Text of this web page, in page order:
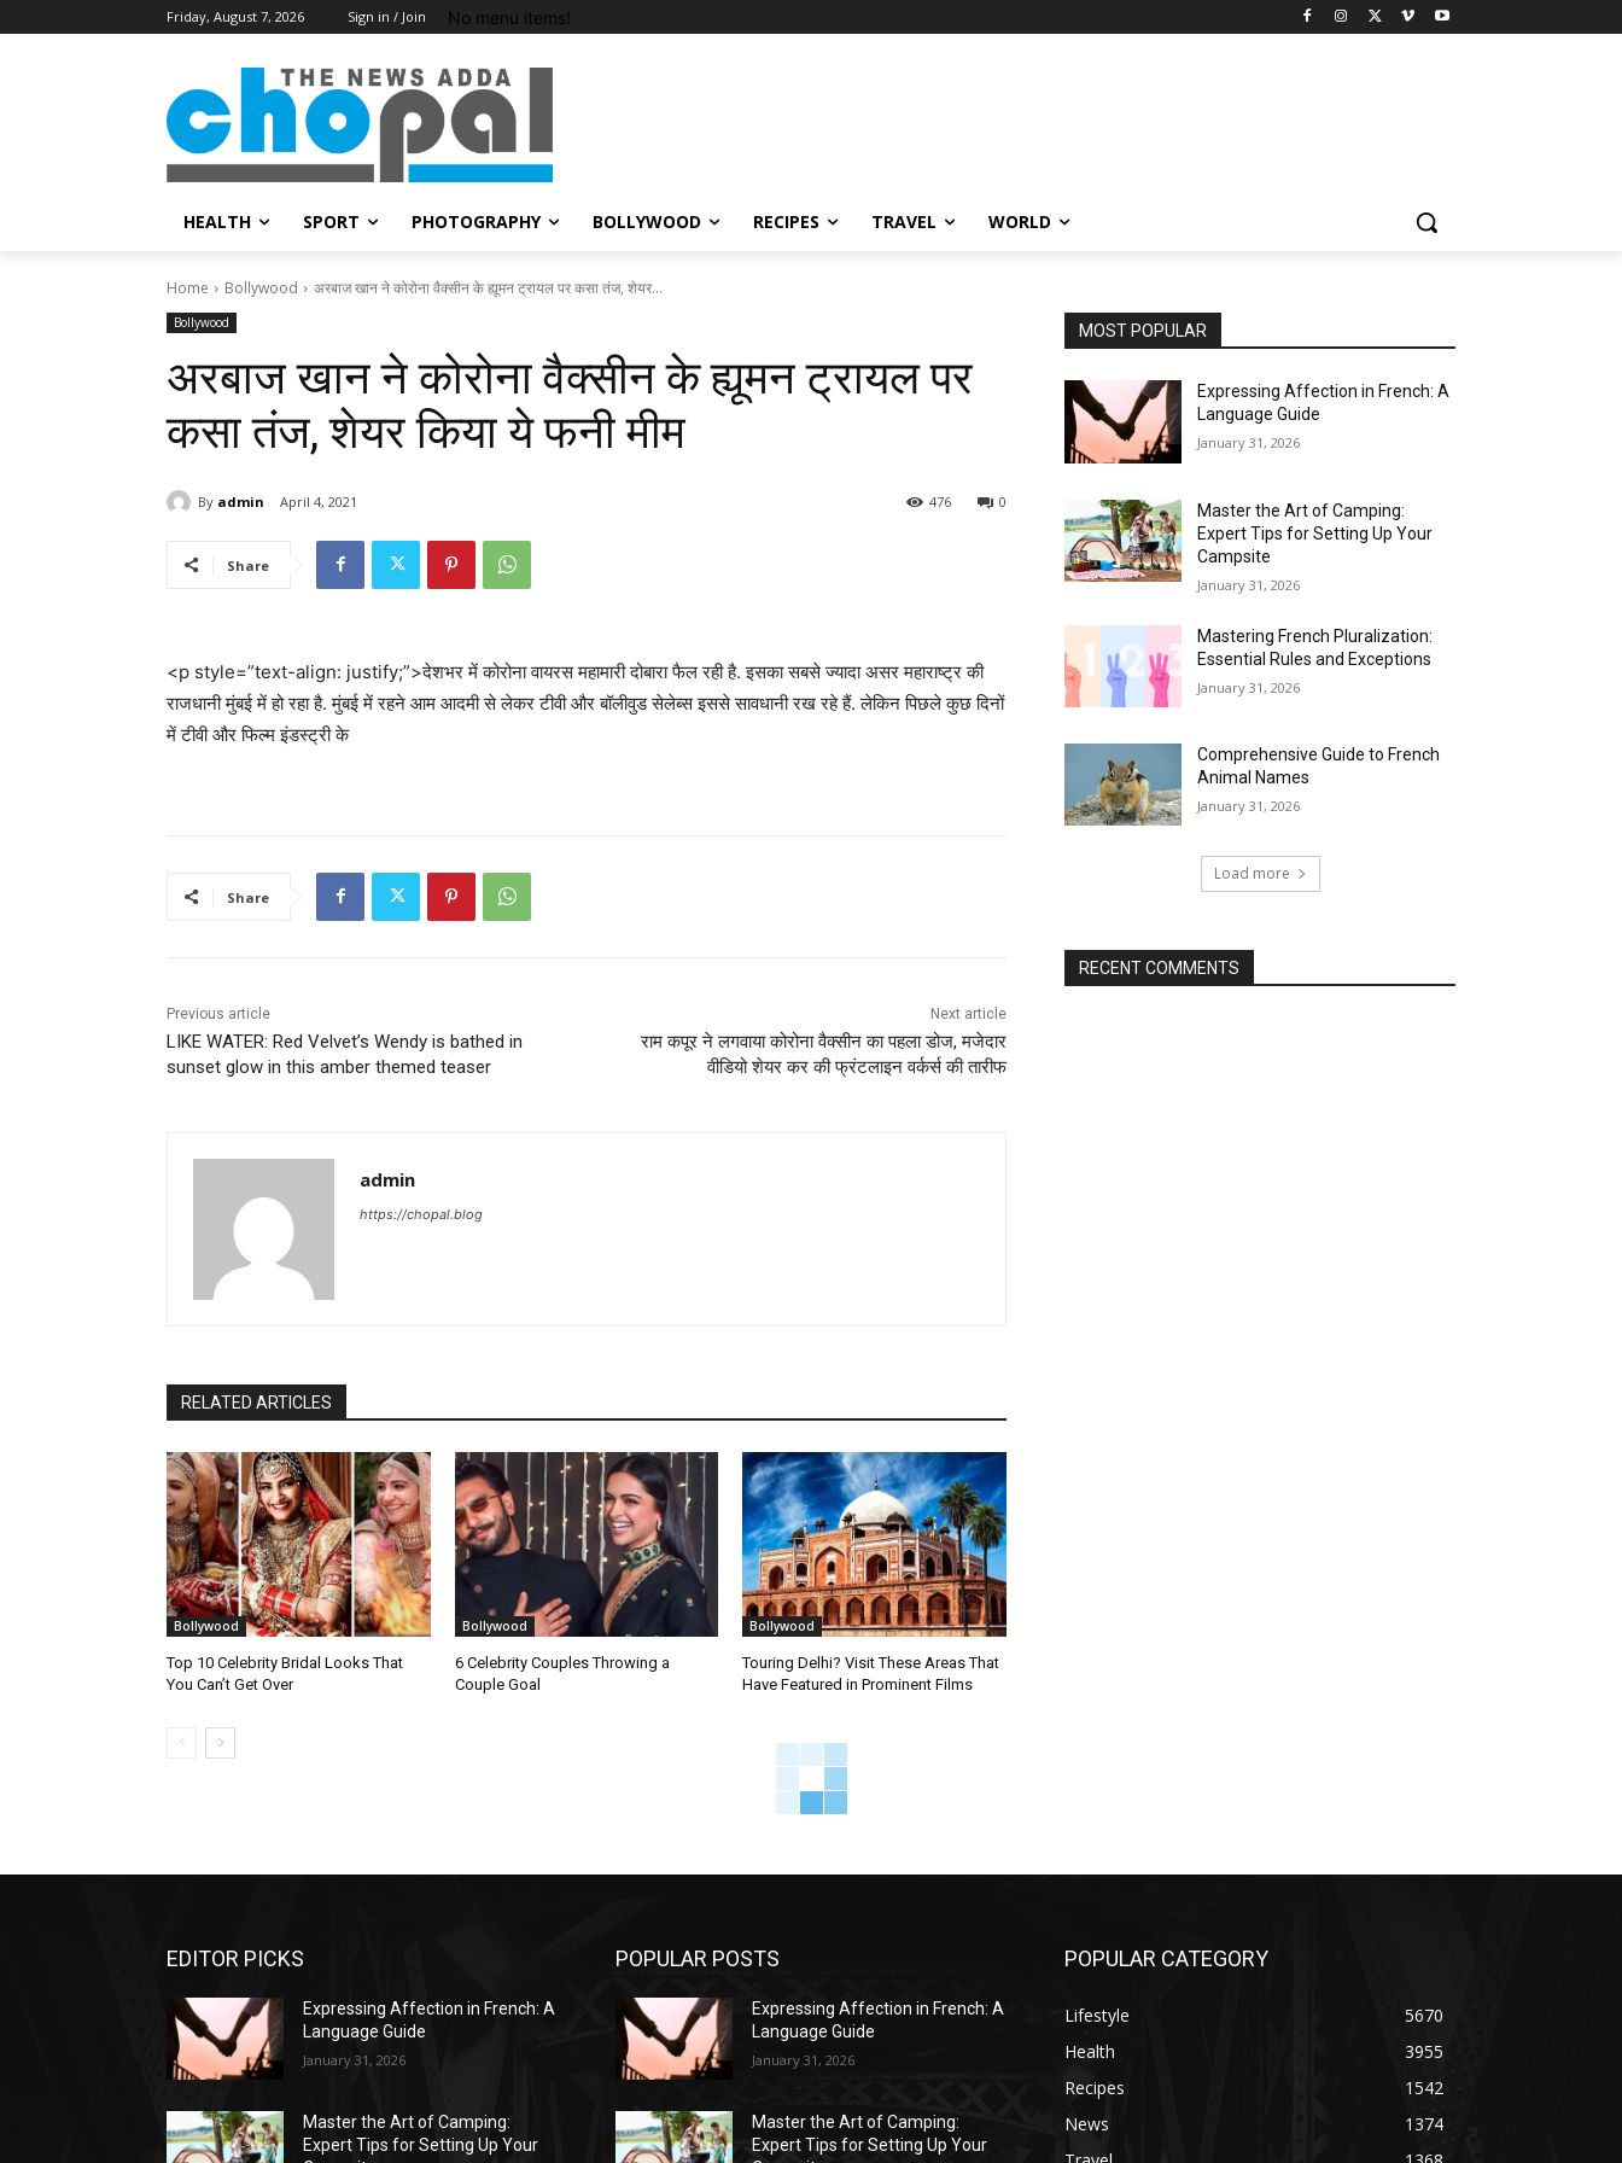
Friday, August 7, 2026 Sign in / Join No menu items!
HEALTH SPORT PHOTOGRAPHY BOLLYWOOD RECIPES TRAVEL WORLD
Home Bollywood अरबाज खान ने कोरोना वैक्सीन के ह्यूमन ट्रायल पर कसा तंज, शेयर...
Bollywood
अरबाज खान ने कोरोना वैक्सीन के ह्यूमन ट्रायल पर
कसा तंज, शेयर किया ये फनी मीम
By admin April 4, 2021 0
476
Share
<p style=”text-align: justify;”>देशभर में कोरोना वायरस महामारी दोबारा फैल रही है. इसका सबसे ज्यादा असर महाराष्ट्र की
राजधानी मुंबई में हो रहा है. मुंबई में रहने आम आदमी से लेकर टीवी और बॉलीवुड सेलेब्स इससे सावधानी रख रहे हैं. लेकिन पिछले कुछ दिनों
में टीवी और फिल्म इंडस्ट्री के
Share
Previous article
LIKE WATER: Red Velvet’s Wendy is bathed in
sunset glow in this amber themed teaser
Next article
राम कपूर ने लगवाया कोरोना वैक्सीन का पहला डोज, मजेदार
वीडियो शेयर कर की फ्रंटलाइन वर्कर्स की तारीफ
admin
https://chopal.blog
RELATED ARTICLES
Bollywood
Top 10 Celebrity Bridal Looks That
You Can’t Get Over
Bollywood
6 Celebrity Couples Throwing a
Couple Goal
Bollywood
Touring Delhi? Visit These Areas That
Have Featured in Prominent Films
MOST POPULAR
Expressing Affection in French: A
Language Guide
January 31, 2026
Master the Art of Camping:
Expert Tips for Setting Up Your
Campsite
January 31, 2026
Mastering French Pluralization:
Essential Rules and Exceptions
January 31, 2026
Comprehensive Guide to French
Animal Names
January 31, 2026
Load more
RECENT COMMENTS
EDITOR PICKS
Expressing Affection in French: A
Language Guide
January 31, 2026
Master the Art of Camping:
Expert Tips for Setting Up Your
POPULAR POSTS
Expressing Affection in French: A
Language Guide
January 31, 2026
Master the Art of Camping:
Expert Tips for Setting Up Your
POPULAR CATEGORY
Lifestyle
5670
Health
3955
Recipes
1542
News
1374